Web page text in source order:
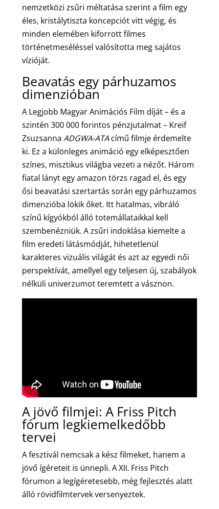
nemzetközi zsűri méltatása szerint a film egy
éles, kristálytiszta koncepciót vitt végig, és
minden elemében kiforrott filmes
történetmeséléssel valósította meg sajátos
vízióját.
Beavatás egy párhuzamos
dimenzióban
A Legjobb Magyar Animációs Film díját – és a
szintén 300 000 forintos pénzjutalmat – Kreif
Zsuzsanna ADGWA-ATAcímű filmje érdemelte
ki. Ez a különleges animáció egy elképesztően
színes, misztikus világba vezeti a nézőt. Három
fiatal lányt egy amazon törzs ragad el, és egy
ősi beavatási szertartás során egy párhuzamos
dimenzióba lökik őket. Itt hatalmas, vibráló
színű kígyókból álló totemállataikkal kell
szembenézniük. A zsűri indoklása kiemelte a
film eredeti látásmódját, hihetetlenül
karakteres vizuális világát és azt az egyedi női
perspektívát, amellyel egy teljesen új, szabályok
nélküli univerzumot teremtett a vásznon.
A jövő filmjei: A Friss Pitch
fórum legkiemelkedőbb
tervei
A fesztivál nemcsak a kész filmeket, hanem a
jövő ígéreteit is ünnepli. A XII. Friss Pitch
fórumon a legígéretesebb, még fejlesztés alatt
álló rövidfilmtervek versenyeztek.